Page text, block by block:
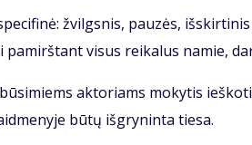
žvilgs­nis, pau­zės,
vi­sus rei­ka­lus na­mie,
ak­to­riams mo­ky­tis ieš­ko­ti
bū­tų iš­gry­nin­ta tie­sa.